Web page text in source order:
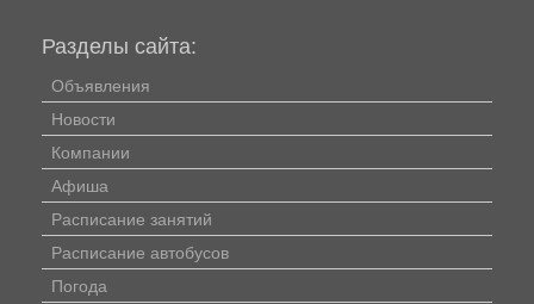
Разделы сайта:
Объявления
Новости
Компании
Афиша
Расписание занятий
Расписание автобусов
Погода